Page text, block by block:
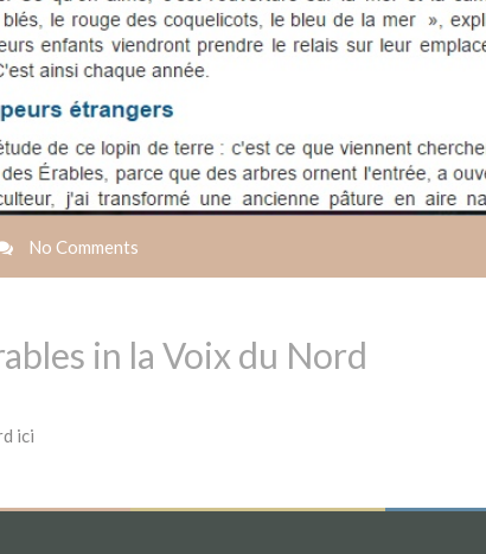
No Comments
in la Voix du Nord
ici